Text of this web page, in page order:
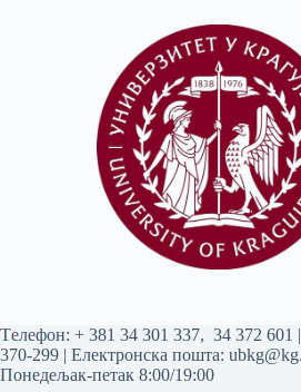
Tелефон: + 381 34 301 337, 34 372 601
370-299 | Електронска пошта:
Понедељак-петак 8:00/19:00